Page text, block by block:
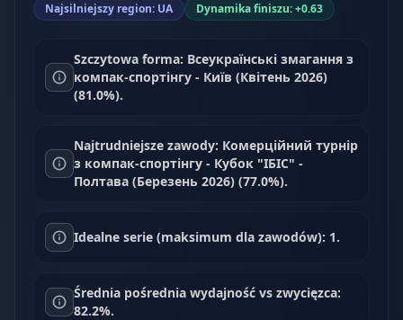
Najsilniejszy region: UA Dynamika finiszu: +0.63
Szczytowa forma: Всеукраїнські змагання з
компак-спортінгу - Київ (Квітень 2026)
(81.0%).
Najtrudniejsze zawody: Комерційний турнір
з компак-спортінгу - Кубок "ІБІС" -
Полтава (Березень 2026) (77.0%).
Idealne serie (maksimum dla zawodów): 1.
Średnia pośrednia wydajność vs zwycięzca:
82.2%.